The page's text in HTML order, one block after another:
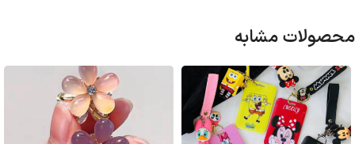
محصولات مشابه